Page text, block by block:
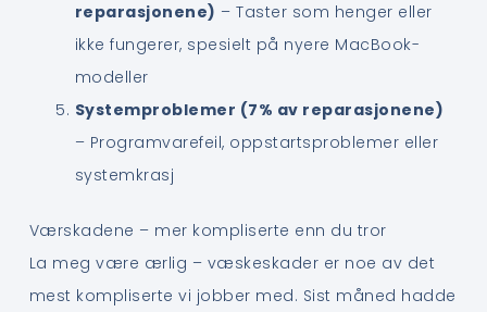
reparasjonene) – Taster som henger eller
ikke fungerer, spesielt på nyere MacBook-
modeller
Systemproblemer (7% av reparasjonene)
– Programvarefeil, oppstartsproblemer eller
systemkrasj
Værskadene – mer kompliserte enn du tror
La meg være ærlig – væskeskader er noe av det
mest kompliserte vi jobber med. Sist måned hadde